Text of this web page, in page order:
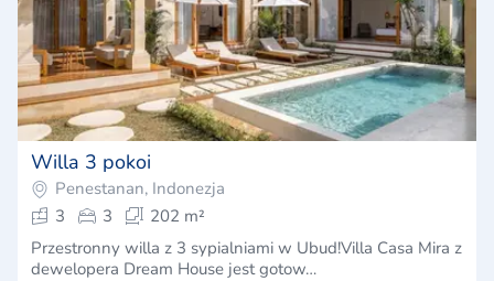
Willa 3 pokoi
Penestanan, Indonezja
3
3
202 m²
Przestronny willa z 3 sypialniami w Ubud!Villa Casa Mira z
dewelopera Dream House jest gotow…